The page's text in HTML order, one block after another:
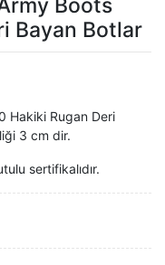
Boots
Bayan Botlar
Hakiki Rugan Deri
3 cm dir.
sertifikalıdır.